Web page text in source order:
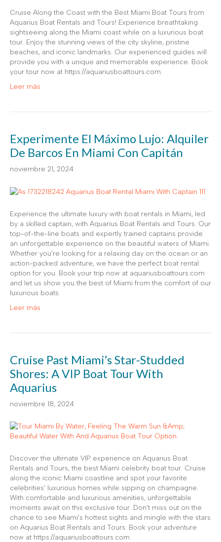
Cruise Along the Coast with the Best Miami Boat Tours from
Aquarius Boat Rentals and Tours! Experience breathtaking
sightseeing along the Miami coast while on a luxurious boat
tour. Enjoy the stunning views of the city skyline, pristine
beaches, and iconic landmarks. Our experienced guides will
provide you with a unique and memorable experience. Book
your tour now at https://aquariusboattours.com.
Leer más
Experimente El Máximo Lujo: Alquiler
De Barcos En Miami Con Capitán
noviembre 21, 2024
Experience the ultimate luxury with boat rentals in Miami, led
by a skilled captain, with Aquarius Boat Rentals and Tours. Our
top-of-the-line boats and expertly trained captains provide
an unforgettable experience on the beautiful waters of Miami.
Whether you’re looking for a relaxing day on the ocean or an
action-packed adventure, we have the perfect boat rental
option for you. Book your trip now at aquariusboattours.com
and let us show you the best of Miami from the comfort of our
luxurious boats.
Leer más
Cruise Past Miami’s Star-Studded
Shores: A VIP Boat Tour With
Aquarius
noviembre 18, 2024
Discover the ultimate VIP experience on Aquarius Boat
Rentals and Tours, the best Miami celebrity boat tour. Cruise
along the iconic Miami coastline and spot your favorite
celebrities’ luxurious homes while sipping on champagne.
With comfortable and luxurious amenities, unforgettable
moments await on this exclusive tour. Don’t miss out on the
chance to see Miami’s hottest sights and mingle with the stars
on Aquarius Boat Rentals and Tours. Book your adventure
now at https://aquariusboattours.com.